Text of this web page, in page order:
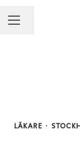
KARRIÄRMENY
Dela sidan
LÄKARE ·